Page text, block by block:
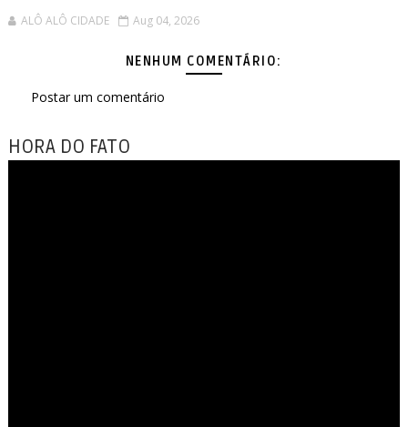
ALÔ ALÔ CIDADE Aug 04, 2026
NENHUM COMENTÁRIO:
Postar um comentário
HORA DO FATO